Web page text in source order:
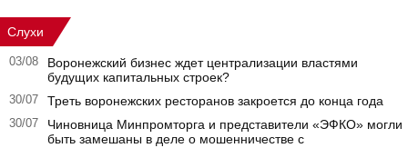
Слухи
03/08
Воронежский бизнес ждет централизации властями
будущих капитальных строек?
30/07 Треть воронежских ресторанов закроется до конца года
30/07
Чиновница Минпромторга и представители «ЭФКО» могли
быть замешаны в деле о мошенничестве с